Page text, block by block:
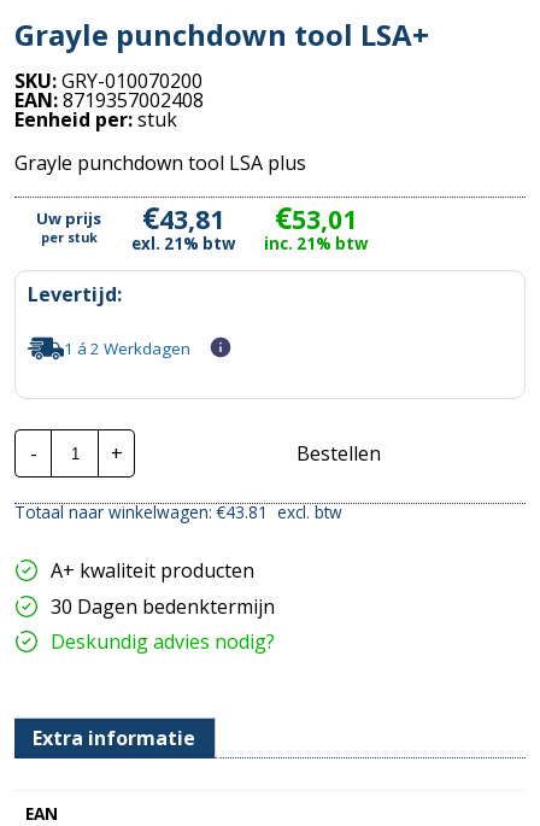
Grayle punchdown tool LSA+
SKU:GRY-010070200
EAN:8719357002408
Eenheid per:stuk
Grayle punchdown tool LSA plus
Uw prijs
per stuk €43,81
exl. 21% btw
€53,01
inc. 21% btw
Levertijd:
1 á 2 Werkdagen
-
Grayle
punchdown
tool
hoeveelheid
+ Bestellen
Totaal naar winkelwagen: €43.81excl. btw
A+ kwaliteit producten
30 Dagen bedenktermijn
Deskundig advies nodig?
Extra informatie
EAN